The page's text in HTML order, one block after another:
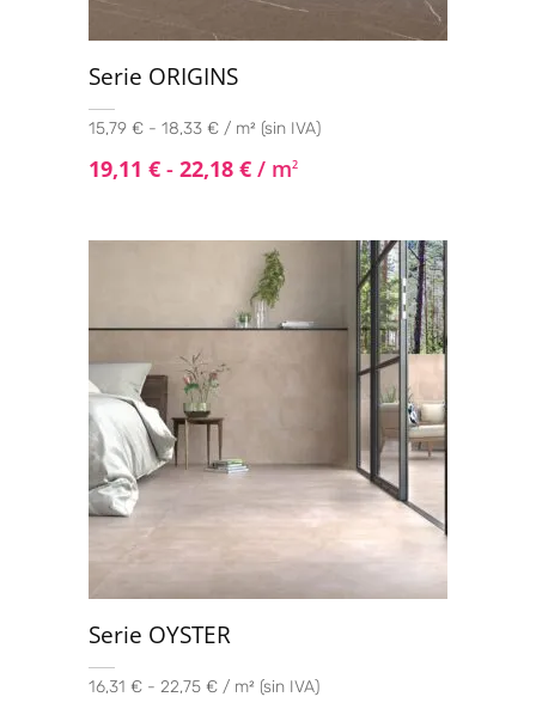
Serie ORIGINS
15,79 € - 18,33 € / m² (sin IVA)
19,11 € - 22,18 € / m2
Serie OYSTER
16,31 € - 22,75 € / m² (sin IVA)